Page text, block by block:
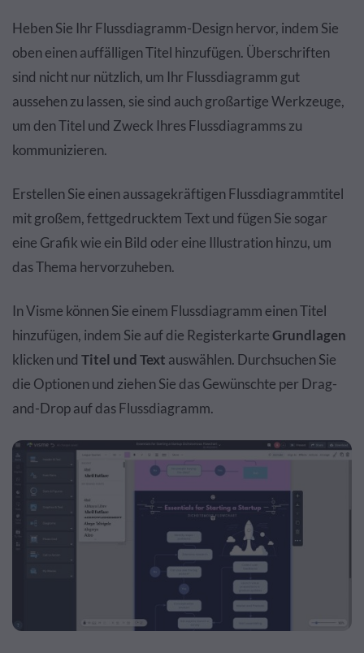
Heben Sie Ihr Flussdiagramm-Design hervor, indem Sie
oben einen auffälligen Titel hinzufügen. Überschriften
sind nicht nur nützlich, um Ihr Flussdiagramm gut
aussehen zu lassen, sie sind auch großartige Werkzeuge,
um den Titel und Zweck Ihres Flussdiagramms zu
kommunizieren.
Erstellen Sie einen aussagekräftigen Flussdiagrammtitel
mit großem, fettgedrucktem Text und fügen Sie sogar
eine Grafik wie ein Bild oder eine Illustration hinzu, um
das Thema hervorzuheben.
In Visme können Sie einem Flussdiagramm einen Titel
hinzufügen, indem Sie auf die RegisterkarteGrundlagen
klicken und Titel und Text auswählen. Durchsuchen Sie
die Optionen und ziehen Sie das Gewünschte per Drag-
and-Drop auf das Flussdiagramm.